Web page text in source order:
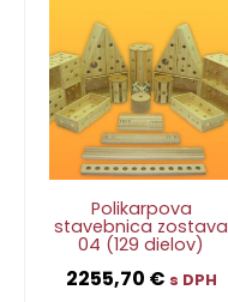
Polikarpova
stavebnica zostava
04 (129 dielov)
2255,70 € s DPH